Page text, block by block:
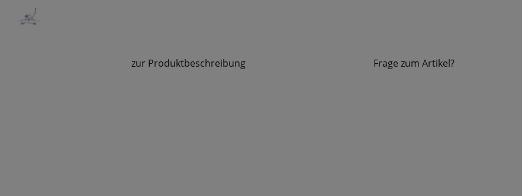
zur Produktbeschreibung Frage zum Artikel?